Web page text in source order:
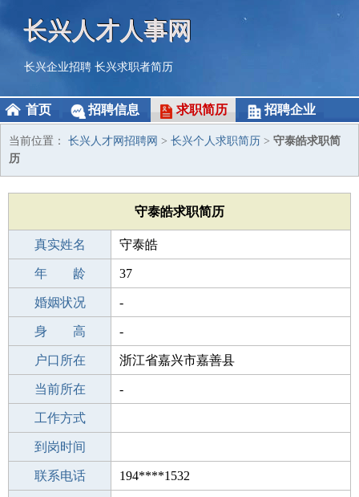
长兴人才人事网
长兴企业招聘 长兴求职者简历
首页 招聘信息 求职简历 招聘企业
当前位置： 长兴人才网招聘网 > 长兴个人求职简历 > 守泰皓求职简
历
守泰皓求职简历
真实姓名 守泰皓
性 别 男
年 龄 37
出生年月 1989-07-22
婚姻状况 -
学 历 职校/技校
身 高 -
毕业学校 武汉天姿美容美发化妆摄影学校
户口所在 浙江省嘉兴市嘉善县
所学专业 -
当前所在 -
工作经验
工作方式
驾 照
到岗时间
期望月薪
联系电话 194****1532